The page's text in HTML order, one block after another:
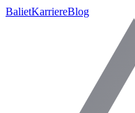
BalietKarriereBlog